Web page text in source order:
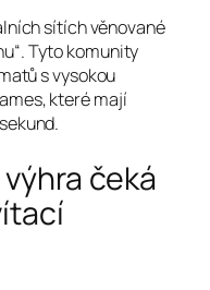
sítích věnované
Tyto komunity
s vysokou
které mají
čeká